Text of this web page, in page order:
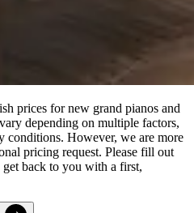
prices for new grand pianos and
depending on multiple factors,
conditions. However, we are more
pricing request. Please fill out
back to you with a first,